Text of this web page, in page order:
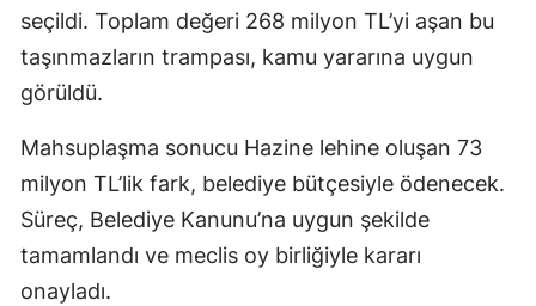
seçildi. Toplam değeri 268 milyon TL’yi aşan bu
taşınmazların trampası, kamu yararına uygun
görüldü.
Mahsuplaşma sonucu Hazine lehine oluşan 73
milyon TL’lik fark, belediye bütçesiyle ödenecek.
Süreç, Belediye Kanunu’na uygun şekilde
tamamlandı ve meclis oy birliğiyle kararı
onayladı.